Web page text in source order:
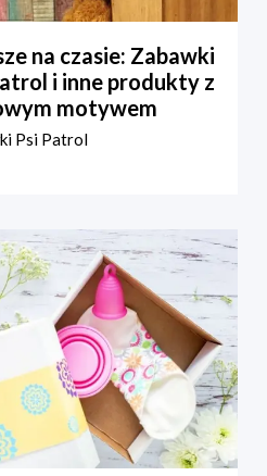
na czasie: Zabawki
i inne produkty z
motywem
Psi Patrol